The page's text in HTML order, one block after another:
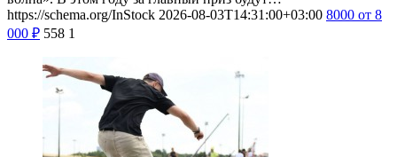
https://schema.org/InStock 2026-08-03T14:31:00+03:00 8000 от 8
000 ₽ 558 1